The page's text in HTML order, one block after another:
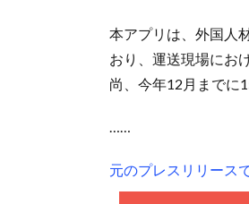
本アプリは、外国人
おり、運送現場にお
尚、今年12月までに
……
元のプレスリリース